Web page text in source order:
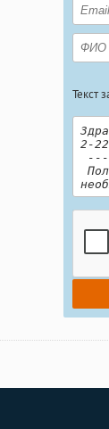
Текст